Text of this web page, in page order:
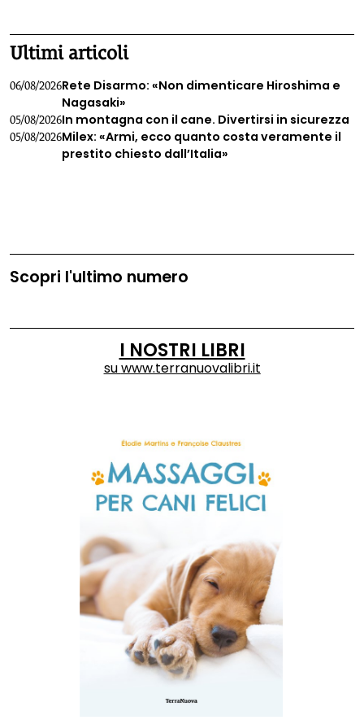
Ultimi articoli
06/08/2026Rete Disarmo: «Non dimenticare Hiroshima e
Nagasaki»
05/08/2026In montagna con il cane. Divertirsi in sicurezza
05/08/2026Milex: «Armi, ecco quanto costa veramente il
prestito chiesto dall’Italia»
Scopri l'ultimo numero
I NOSTRI LIBRI
suwww.terranuovalibri.it